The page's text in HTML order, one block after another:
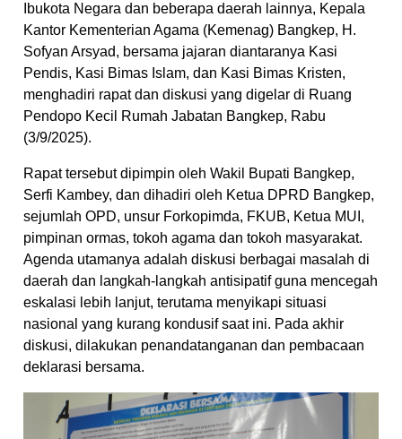
Ibukota Negara dan beberapa daerah lainnya, Kepala
Kantor Kementerian Agama (Kemenag) Bangkep, H.
Sofyan Arsyad, bersama jajaran diantaranya Kasi
Pendis, Kasi Bimas Islam, dan Kasi Bimas Kristen,
menghadiri rapat dan diskusi yang digelar di Ruang
Pendopo Kecil Rumah Jabatan Bangkep, Rabu
(3/9/2025).
Rapat tersebut dipimpin oleh Wakil Bupati Bangkep,
Serfi Kambey, dan dihadiri oleh Ketua DPRD Bangkep,
sejumlah OPD, unsur Forkopimda, FKUB, Ketua MUI,
pimpinan ormas, tokoh agama dan tokoh masyarakat.
Agenda utamanya adalah diskusi berbagai masalah di
daerah dan langkah-langkah antisipatif guna mencegah
eskalasi lebih lanjut, terutama menyikapi situasi
nasional yang kurang kondusif saat ini. Pada akhir
diskusi, dilakukan penandatanganan dan pembacaan
deklarasi bersama.